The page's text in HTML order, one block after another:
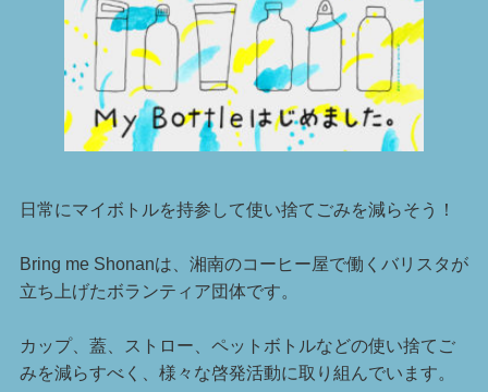
日常にマイボトルを持参して使い捨てごみを減らそう！
Bring me Shonanは、湘南のコーヒー屋で働くバリスタが
立ち上げたボランティア団体です。
カップ、蓋、ストロー、ペットボトルなどの使い捨てご
みを減らすべく、様々な啓発活動に取り組んでいます。